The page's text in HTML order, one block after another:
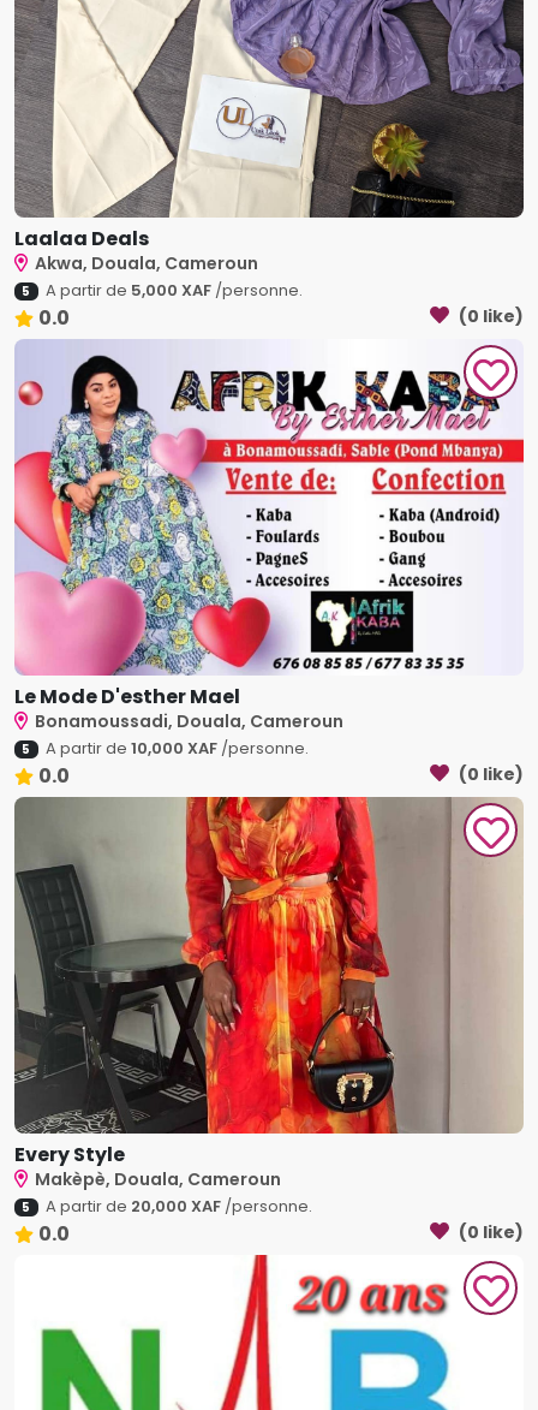
Laalaa Deals
Akwa, Douala, Cameroun
5 A partir de 5,000 XAF/personne.
0.0 (0 like)
Le Mode D'esther Mael
Bonamoussadi, Douala, Cameroun
5 A partir de 10,000 XAF/personne.
0.0 (0 like)
Every Style
Makèpè, Douala, Cameroun
5 A partir de 20,000 XAF/personne.
0.0 (0 like)